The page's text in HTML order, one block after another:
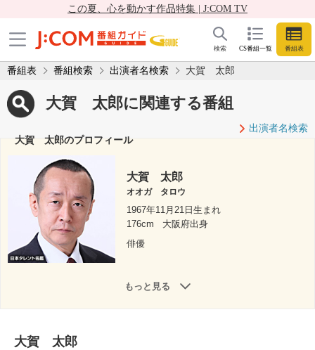
この夏、心を動かす作品特集 | J:COM TV
CS番組一覧 番組表
検索
番組表 番組検索 出演者名検索 大賀 太郎
大賀 太郎に関連する番組
出演者名検索
大賀 太郎のプロフィール
大賀 太郎
オオガ タロウ
1967年11月21日生まれ
176cm
大阪府出身
俳優
もっと見る
大賀 太郎